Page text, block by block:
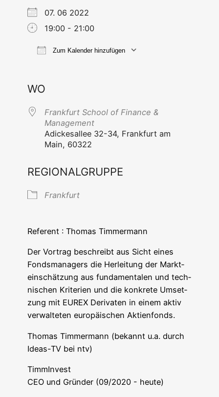
07. 06 2022
19:00 - 21:00
Zum Kalender hinzufügen
WO
Frank­furt School of Finan­ce &
Management
Adi­ckes­al­lee 32-34, Frank­furt am
Main, 60322
REGIONALGRUPPE
Frank­furt
Refe­rent : Tho­mas Timmermann
Der Vor­trag beschreibt aus Sicht eines
Fonds­ma­na­gers die Her­lei­tung der Markt­
ein­schät­zung aus fun­da­men­ta­len und tech­
ni­schen Kri­te­ri­en und die kon­kre­te Umset­
zung mit EUREX Deri­va­ten in einem aktiv
ver­wal­te­ten euro­päi­schen Aktienfonds.
Tho­mas Tim­mer­mann (bekannt u.a. durch
Ide­as-TV bei ntv)
Tim­m­In­vest
CEO und Grün­der (09/2020 - heute)